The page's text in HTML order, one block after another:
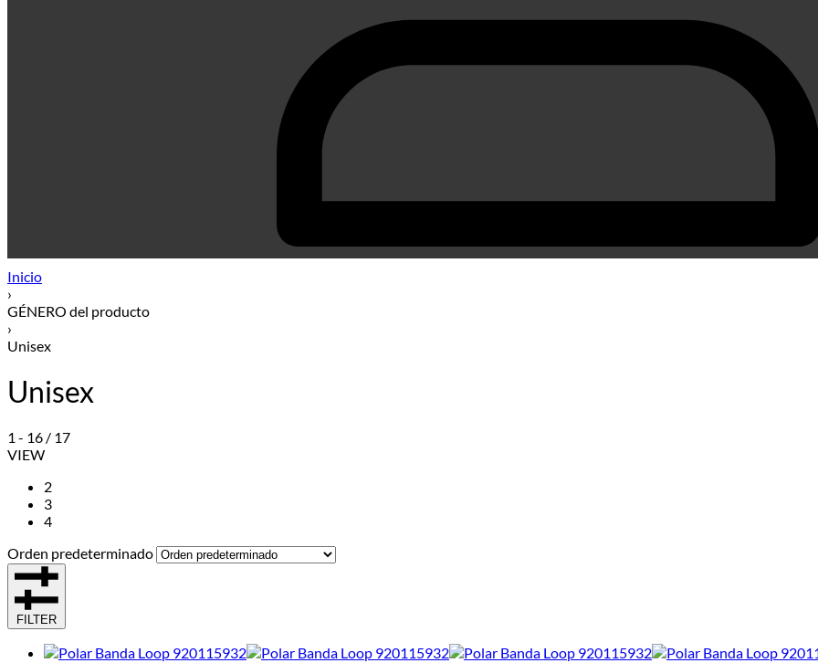
Inicio
›
GÉNERO del producto
›
Unisex
Unisex
1 - 16 / 17
VIEW
2
3
4
Orden predeterminado
FILTER